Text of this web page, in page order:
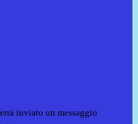
inviato un messaggio